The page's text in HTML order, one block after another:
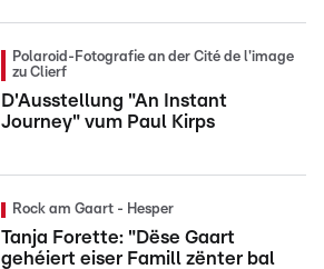
Polaroid-Fotografie an der Cité de l'image
zu Clierf
D'Ausstellung "An Instant
Journey" vum Paul Kirps
Rock am Gaart - Hesper
Tanja Forette: "Dëse Gaart
gehéiert eiser Famill zënter bal